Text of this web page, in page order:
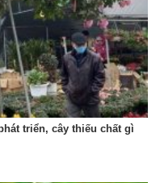
triển, cây thiếu chất gì